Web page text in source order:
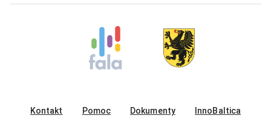
Kontakt Pomoc Dokumenty InnoBaltica